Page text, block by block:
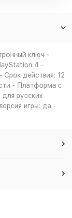
ключ -
4 -
Срок действия: 12
- Платформа с
русских
игры: да -